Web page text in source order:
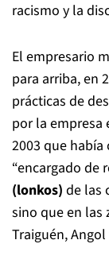
racismo y la
El empresario
para arriba, en
prácticas de
por la empresa
2003 que había
“encargado de
(lonkos) de las
sino que en las
Traiguén,